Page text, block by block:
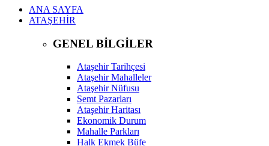
ANA SAYFA
ATAŞEHİR
GENEL BİLGİLER
Ataşehir Tarihçesi
Ataşehir Mahalleler
Ataşehir Nüfusu
Semt Pazarları
Ataşehir Haritası
Ekonomik Durum
Mahalle Parkları
Halk Ekmek Büfe